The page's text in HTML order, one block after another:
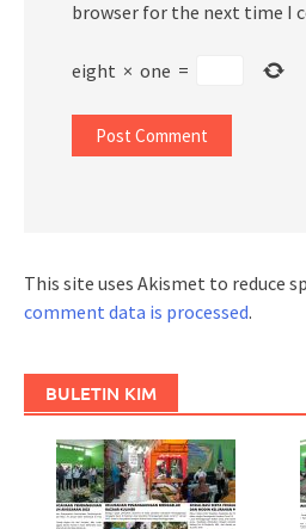
browser for the next time I
eight × one =
This site uses Akismet to reduce
comment data is processed.
BULETIN KIM